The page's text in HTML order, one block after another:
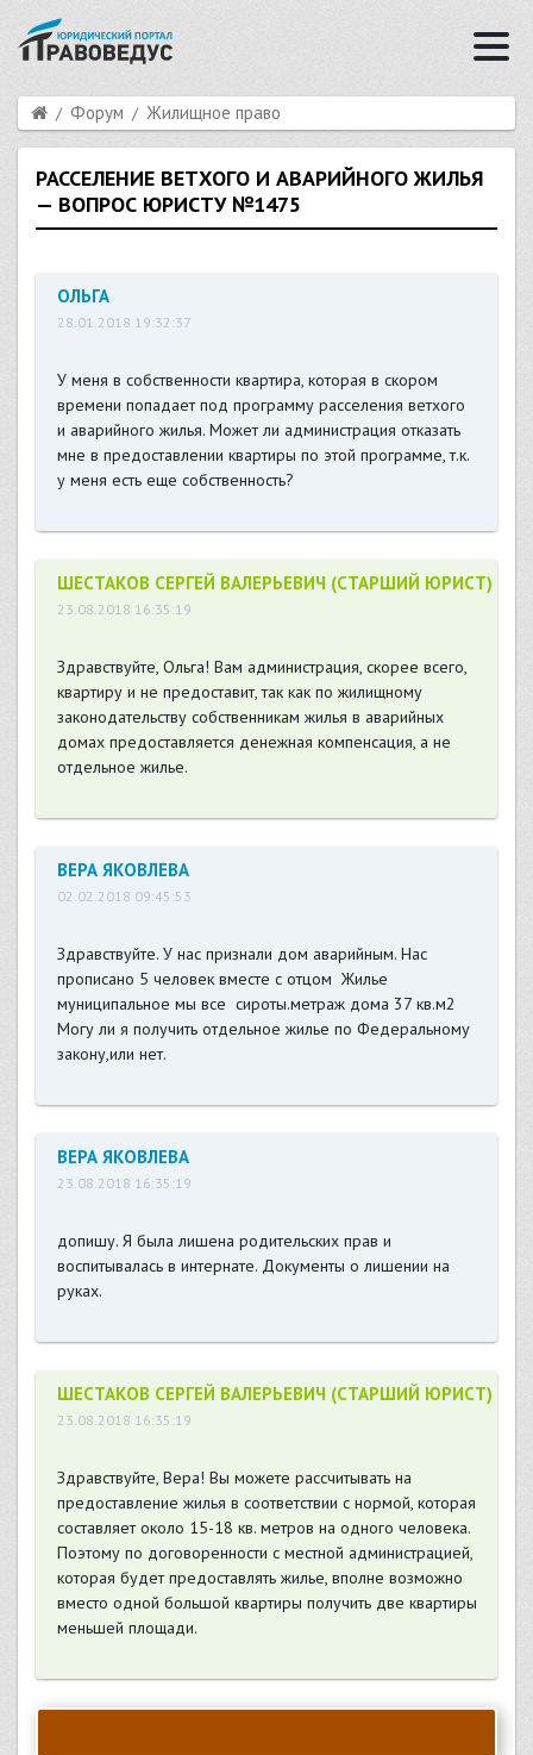
Форум Жилищное право
РАССЕЛЕНИЕ ВЕТХОГО И АВАРИЙНОГО ЖИЛЬЯ
— ВОПРОС ЮРИСТУ №1475
ОЛЬГА
28.01.2018 19:32:37
У меня в собственности квартира, которая в скором
времени попадает под программу расселения ветхого
и аварийного жилья. Может ли администрация отказать
мне в предоставлении квартиры по этой программе, т.к.
у меня есть еще собственность?
ШЕСТАКОВ СЕРГЕЙ ВАЛЕРЬЕВИЧ (СТАРШИЙ ЮРИСТ)
23.08.2018 16:35:19
Здравствуйте, Ольга! Вам администрация, скорее всего,
квартиру и не предоставит, так как по жилищному
законодательству собственникам жилья в аварийных
домах предоставляется денежная компенсация, а не
отдельное жилье.
ВЕРА ЯКОВЛЕВА
02.02.2018 09:45:53
Здравствуйте. У нас признали дом аварийным. Нас
прописано 5 человек вместе с отцом Жилье
муниципальное мы все сироты.метраж дома 37 кв.м2
Могу ли я получить отдельное жилье по Федеральному
закону,или нет.
ВЕРА ЯКОВЛЕВА
23.08.2018 16:35:19
допишу. Я была лишена родительских прав и
воспитывалась в интернате. Документы о лишении на
руках.
ШЕСТАКОВ СЕРГЕЙ ВАЛЕРЬЕВИЧ (СТАРШИЙ ЮРИСТ)
23.08.2018 16:35:19
Здравствуйте, Вера! Вы можете рассчитывать на
предоставление жилья в соответствии с нормой, которая
составляет около 15-18 кв. метров на одного человека.
Поэтому по договоренности с местной администрацией,
которая будет предоставлять жилье, вполне возможно
вместо одной большой квартиры получить две квартиры
меньшей площади.